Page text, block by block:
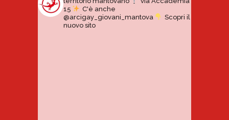
15
C'è anche
@arcigay_giovani_mantova
Scopri il
nuovo sito